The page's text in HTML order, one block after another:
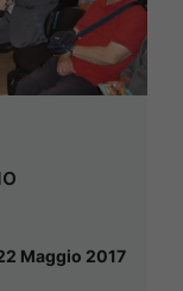
Maggio 2017